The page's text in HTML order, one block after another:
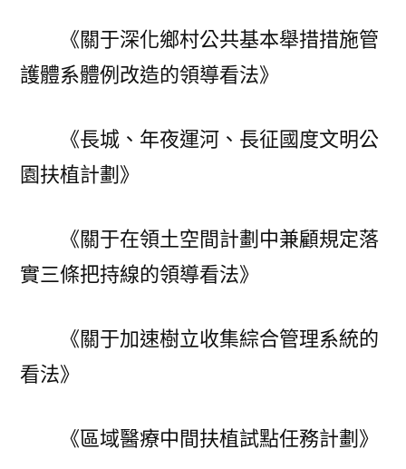
《關于深化鄉村公共基本舉措措施管
護體系體例改造的領導看法》
《長城、年夜運河、長征國度文明公
園扶植計劃》
《關于在領土空間計劃中兼顧規定落
實三條把持線的領導看法》
《關于加速樹立收集綜合管理系統的
看法》
《區域醫療中間扶植試點任務計劃》